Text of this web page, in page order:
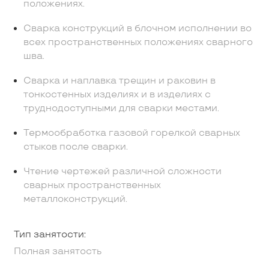
положениях.
Сварка конструкций в блочном исполнении во
всех пространственных положениях сварного
шва.
Сварка и наплавка трещин и раковин в
тонкостенных изделиях и в изделиях с
труднодоступными для сварки местами.
Термообработка газовой горелкой сварных
стыков после сварки.
Чтение чертежей различной сложности
сварных пространственных
металлоконструкций.
Тип занятости:
Полная занятость